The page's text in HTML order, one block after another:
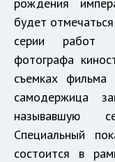
будет
серии работ
фотографа
съемках
самодержица
называвшую
Специальный
состоится в